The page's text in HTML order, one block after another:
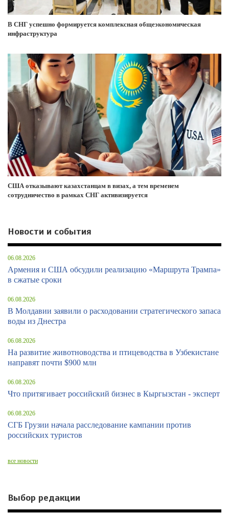
В СНГ успешно формируется комплексная общеэкономическая
инфраструктура
США отказывают казахстанцам в визах, а тем временем
сотрудничество в рамках СНГ активизируется
Новости и события
06.08.2026
Армения и США обсудили реализацию «Маршрута Трампа»
в сжатые сроки
06.08.2026
В Молдавии заявили о расходовании стратегического запаса
воды из Днестра
06.08.2026
На развитие животноводства и птицеводства в Узбекистане
направят почти $900 млн
06.08.2026
Что притягивает российский бизнес в Кыргызстан - эксперт
06.08.2026
СГБ Грузии начала расследование кампании против
российских туристов
все новости
Выбор редакции